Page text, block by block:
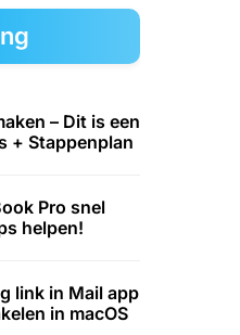
– Dit is een
+ Stappenplan
Pro snel
helpen!
link in Mail app
in macOS